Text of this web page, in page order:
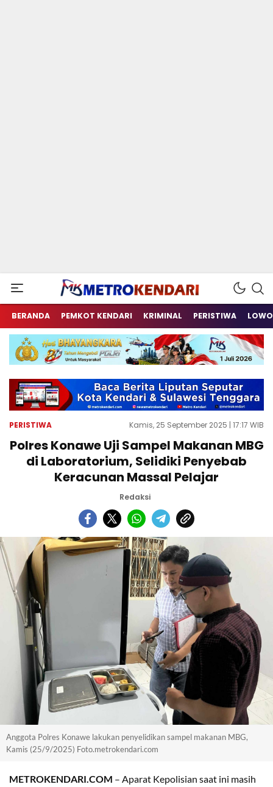
metrokendari
Berita Terkini Sulawesi Tenggara
BERANDA PEMKOT KENDARI KRIMINAL PERISTIWA
PERISTIWA Kamis, 25 September 2025 | 17:17 WIB
Polres Konawe Uji Sampel Makanan MBG
di Laboratorium, Selidiki Penyebab
Keracunan Massal Pelajar
Redaksi
Anggota Polres Konawe lakukan penyelidikan sampel makanan MBG,
Kamis (25/9/2025) Foto.metrokendari.com
METROKENDARI.COM – Aparat Kepolisian saat ini masih